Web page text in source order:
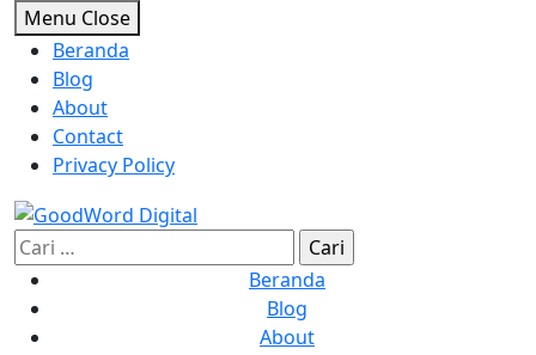
Skip
to
content
Menu Close
Beranda
Blog
About
Contact
Privacy Policy
Cari
untuk:
Beranda
Blog
About